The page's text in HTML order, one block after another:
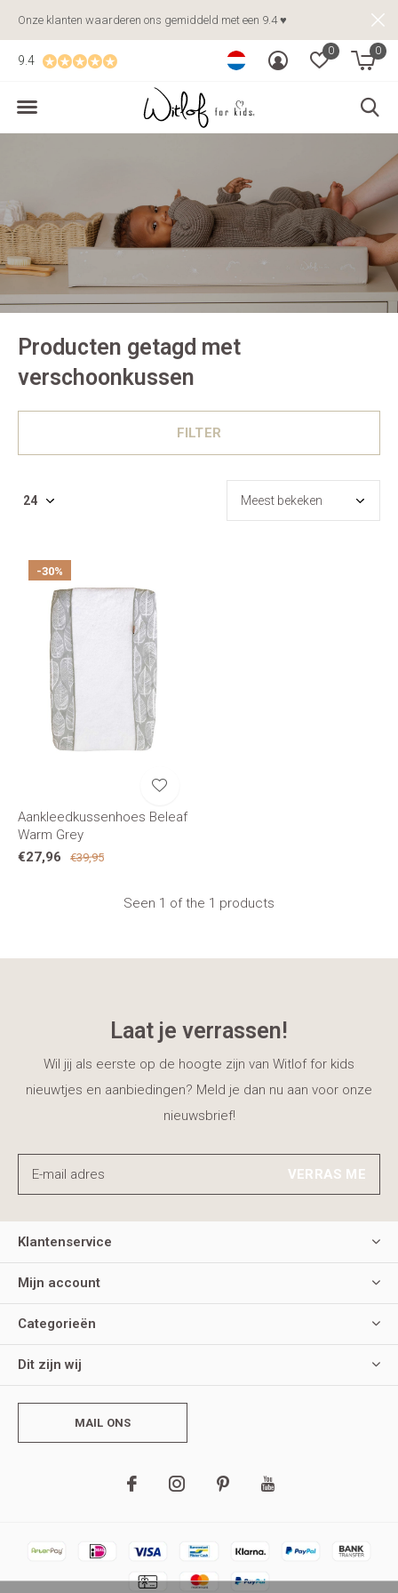
0 0
9.4
Onze klanten waarderen ons gemiddeld met een 9.4 ♥
Producten getagd met
verschoonkussen
FILTER
-30%
Aankleedkussenhoes Beleaf
Warm Grey
€27,96
€39,95
Seen 1 of the 1 products
Laat je verrassen!
Wil jij als eerste op de hoogte zijn van Witlof for kids
nieuwtjes en aanbiedingen? Meld je dan nu aan voor onze
nieuwsbrief!
VERRAS ME
Klantenservice
Mijn account
Categorieën
Dit zijn wij
MAIL ONS